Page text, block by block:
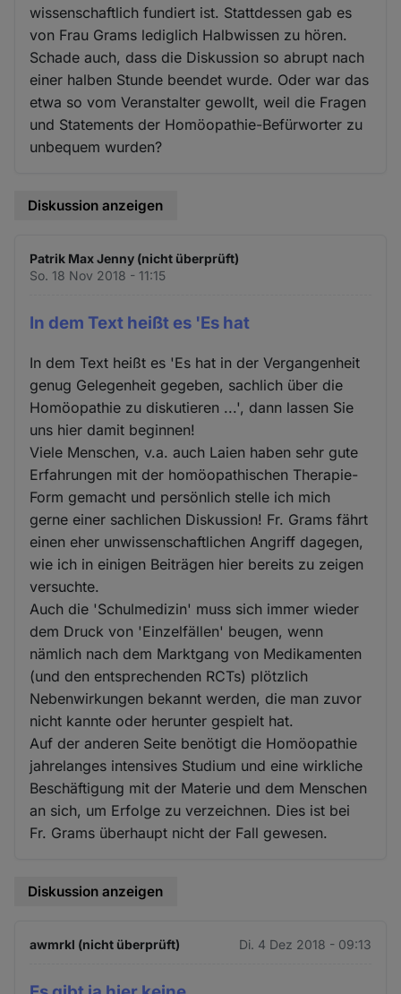
wissenschaftlich fundiert ist. Stattdessen gab es
von Frau Grams lediglich Halbwissen zu hören.
Schade auch, dass die Diskussion so abrupt nach
einer halben Stunde beendet wurde. Oder war das
etwa so vom Veranstalter gewollt, weil die Fragen
und Statements der Homöopathie-Befürworter zu
unbequem wurden?
Diskussion anzeigen
Patrik Max Jenny (nicht überprüft)
So. 18 Nov 2018 - 11:15
In dem Text heißt es 'Es hat
In dem Text heißt es 'Es hat in der Vergangenheit
genug Gelegenheit gegeben, sachlich über die
Homöopathie zu diskutieren ...', dann lassen Sie
uns hier damit beginnen!
Viele Menschen, v.a. auch Laien haben sehr gute
Erfahrungen mit der homöopathischen Therapie-
Form gemacht und persönlich stelle ich mich
gerne einer sachlichen Diskussion! Fr. Grams fährt
einen eher unwissenschaftlichen Angriff dagegen,
wie ich in einigen Beiträgen hier bereits zu zeigen
versuchte.
Auch die 'Schulmedizin' muss sich immer wieder
dem Druck von 'Einzelfällen' beugen, wenn
nämlich nach dem Marktgang von Medikamenten
(und den entsprechenden RCTs) plötzlich
Nebenwirkungen bekannt werden, die man zuvor
nicht kannte oder herunter gespielt hat.
Auf der anderen Seite benötigt die Homöopathie
jahrelanges intensives Studium und eine wirkliche
Beschäftigung mit der Materie und dem Menschen
an sich, um Erfolge zu verzeichnen. Dies ist bei
Fr. Grams überhaupt nicht der Fall gewesen.
Diskussion anzeigen
awmrkl (nicht überprüft) Di. 4 Dez 2018 - 09:13